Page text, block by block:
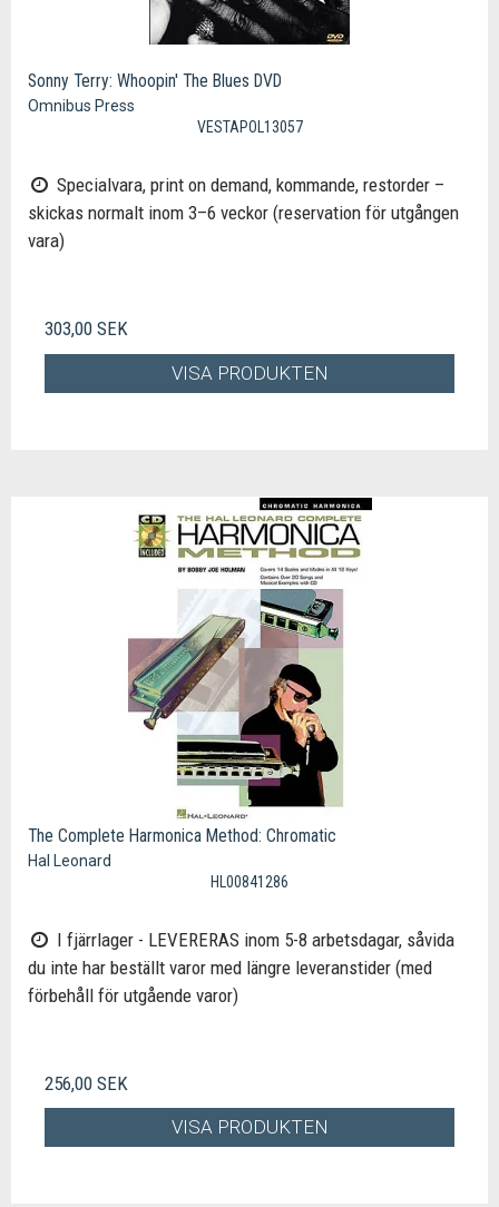
Sonny Terry: Whoopin' The Blues DVD
Omnibus Press
VESTAPOL13057
Specialvara, print on demand, kommande, restorder –
skickas normalt inom 3–6 veckor (reservation för utgången
vara)
303,00 SEK
VISA PRODUKTEN
The Complete Harmonica Method: Chromatic
Hal Leonard
HL00841286
I fjärrlager - LEVERERAS inom 5-8 arbetsdagar, såvida
du inte har beställt varor med längre leveranstider (med
förbehåll för utgående varor)
256,00 SEK
VISA PRODUKTEN